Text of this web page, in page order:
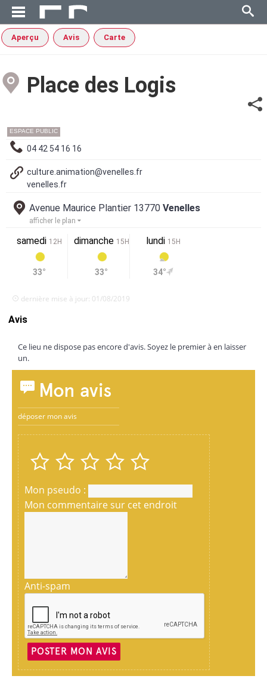
Aperçu Avis Carte
Place des Logis
ESPACE PUBLIC
04 42 54 16 16
culture.animation@venelles.fr
venelles.fr
Avenue Maurice Plantier 13770 Venelles
afficher le plan
samedi 12H
33°
dimanche 15H
33°
lundi 15H
34°
dernière mise à jour: 01/08/2019
Avis
Ce lieu ne dispose pas encore d'avis. Soyez le premier à en laisser
un.
Mon avis
déposer mon avis
Mon pseudo :
Mon commentaire sur cet endroit
Anti-spam
POSTER MON AVIS